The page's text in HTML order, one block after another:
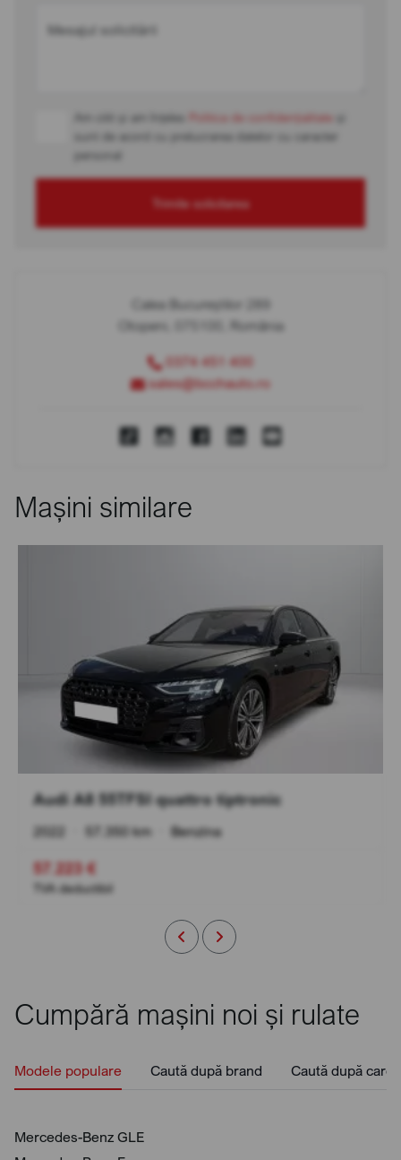
Mesajul solicitării
Am citit și am înțeles Politica de confidențialitate
sunt de acord cu prelucrarea datelor cu caracter
personal
Trimite solicitarea
Calea Bucureștilor 289
Otopeni, 075100, România
0374 451 400
sales@bcchauto.ro
Mașini similare
Audi A8 55TFSI quattro tiptronic
2022 57.350 km Benzina
57.223 €
TVA deductibil
Cumpără mașini noi și rulate
Modele populare Caută după brand Caută după
Mercedes-Benz GLE